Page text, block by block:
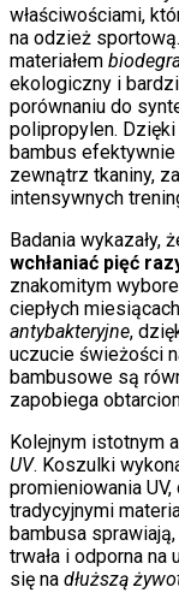
właściwościami,
na odzież
materiałem
ekologiczny i
porównaniu do
polipropylen.
bambus efektywnie
zewnątrz tkaniny,
intensywnych
Badania wykazały,
wchłaniać pięć
znakomitym
ciepłych
antybakteryjne,
uczucie świeżości
bambusowe są
zapobiega
Kolejnym istotnym
UV. Koszulki
promieniowania
tradycyjnymi
bambusa
trwała i odporna na
się na dłuższą